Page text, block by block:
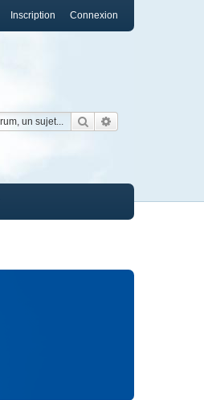
Connexion
Inscription
Rechercher